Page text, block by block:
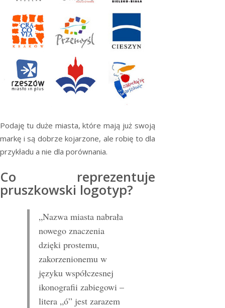
Podaję tu duże miasta, które mają już swoją
markę i są dobrze kojarzone, ale robię to dla
przykładu a nie dla porównania.
Co reprezentuje
pruszkowski logotyp?
„Nazwa miasta nabrała
nowego znaczenia
dzięki prostemu,
zakorzenionemu w
języku współczesnej
ikonografii zabiegowi –
litera „ó” jest zarazem